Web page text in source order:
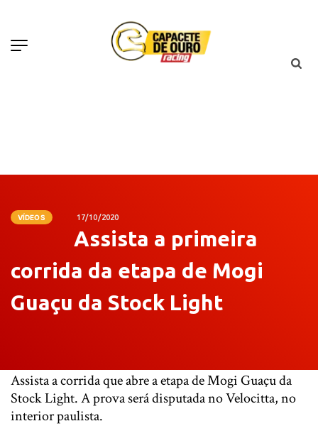
VÍDEOS 17/10/2020
Assista a primeira
corrida da etapa de Mogi
Guaçu da Stock Light
Assista a corrida que abre a etapa de Mogi Guaçu da
Stock Light. A prova será disputada no Velocitta, no
interior paulista.